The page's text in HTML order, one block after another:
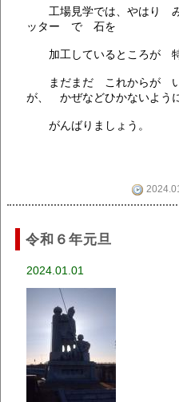
工場見学では、やはり み
ッター で 石を
加工しているところが 特
まだまだ これからが い
が、 かぜなどひかないよう
がんばりましょう。
令和６年元旦
2024.01.01